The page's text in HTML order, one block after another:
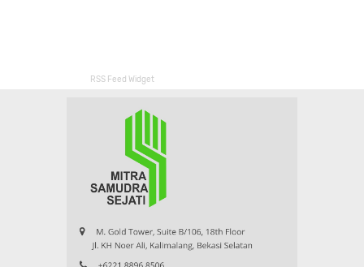
RSS Feed Widget